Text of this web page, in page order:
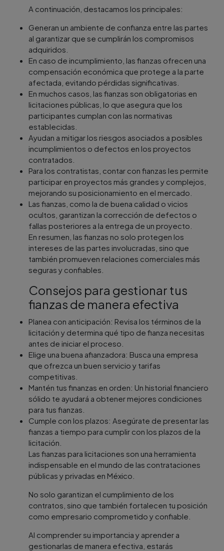
A continuación, destacamos los principales:
Generan un ambiente de confianza entre las partes
al garantizar que se cumplirán los compromisos
adquiridos.
En caso de incumplimiento, las fianzas ofrecen una
compensación económica que protege a la parte
afectada, evitando pérdidas significativas.
En muchos casos, las fianzas son obligatorias en
licitaciones públicas, lo que asegura que los
participantes cumplan con las normativas
establecidas.
Ayudan a mitigar los riesgos asociados a posibles
incumplimientos o defectos en los proyectos
contratados.
Para los contratistas, contar con fianzas les permite
participar en proyectos más grandes y complejos,
mejorando su posicionamiento en el mercado.
Las fianzas, como la de buena calidad o vicios
ocultos, garantizan la corrección de defectos o
fallas posteriores a la entrega de un proyecto.
En resumen, las fianzas no solo protegen los
intereses de las partes involucradas, sino que
también promueven relaciones comerciales más
seguras y confiables.
Consejos para gestionar tus
fianzas de manera efectiva
Planea con anticipación: Revisa los términos de la
licitación y determina qué tipo de fianza necesitas
antes de iniciar el proceso.
Elige una buena afianzadora: Busca una empresa
que ofrezca un buen servicio y tarifas
competitivas.
Mantén tus finanzas en orden: Un historial financiero
sólido te ayudará a obtener mejores condiciones
para tus fianzas.
Cumple con los plazos: Asegúrate de presentar las
fianzas a tiempo para cumplir con los plazos de la
licitación.
Las fianzas para licitaciones son una herramienta
indispensable en el mundo de las contrataciones
públicas y privadas en México.
No solo garantizan el cumplimiento de los
contratos, sino que también fortalecen tu posición
como empresario comprometido y confiable.
Al comprender su importancia y aprender a
gestionarlas de manera efectiva, estarás